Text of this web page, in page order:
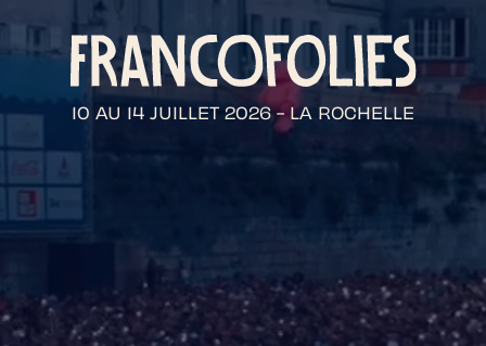
FRANCOFOLIES -
10 AU 14 JUILLET 2026 - LA ROCHELLE
Mettre la video en pause